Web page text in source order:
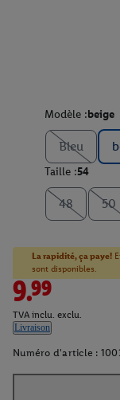
Modèle :beige
Bleu
Taille :54
48 50
La rapidité, ça paye!
sont disponibles.
9.99
TVA inclu. exclu.
Livraison
Numéro d'article :